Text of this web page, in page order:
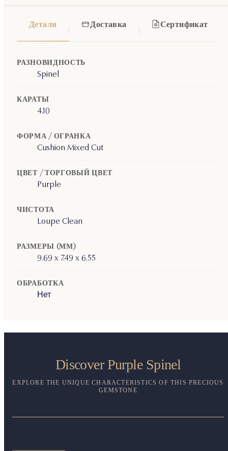
Детали Доставка Сертификат
РАЗНОВИДНОСТЬ
Spinel
КАРАТЫ
4.10
ФОРМА / ОГРАНКА
Cushion Mixed Cut
ЦВЕТ / ТОРГОВЫЙ ЦВЕТ
Purple
ЧИСТОТА
Loupe Clean
РАЗМЕРЫ (ММ)
9.69 x 7.49 x 6.55
ОБРАБОТКА
Нет
Discover Purple Spinel
EXPLORE THE UNIQUE CHARACTERISTICS OF THIS PRECIOUS
GEMSTONE